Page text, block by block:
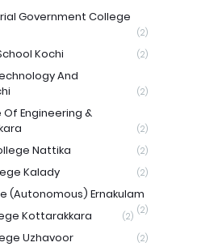
Government College
(2)
Kochi (2)
And
(2)
Engineering &
(2)
Nattika (2)
Kalady (2)
(Autonomous) Ernakulam
(2)
Kottarakkara (2)
Uzhavoor (2)